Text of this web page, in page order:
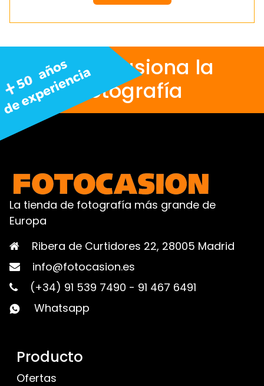
Nos apasiona la
fotografía
La tienda de fotografía más grande de
Europa
Ribera de Curtidores 22, 28005 Madrid
info@fotocasion.es
(+34) 91 539 7490 - 91 467 6491
Whatsapp
Producto
Ofertas